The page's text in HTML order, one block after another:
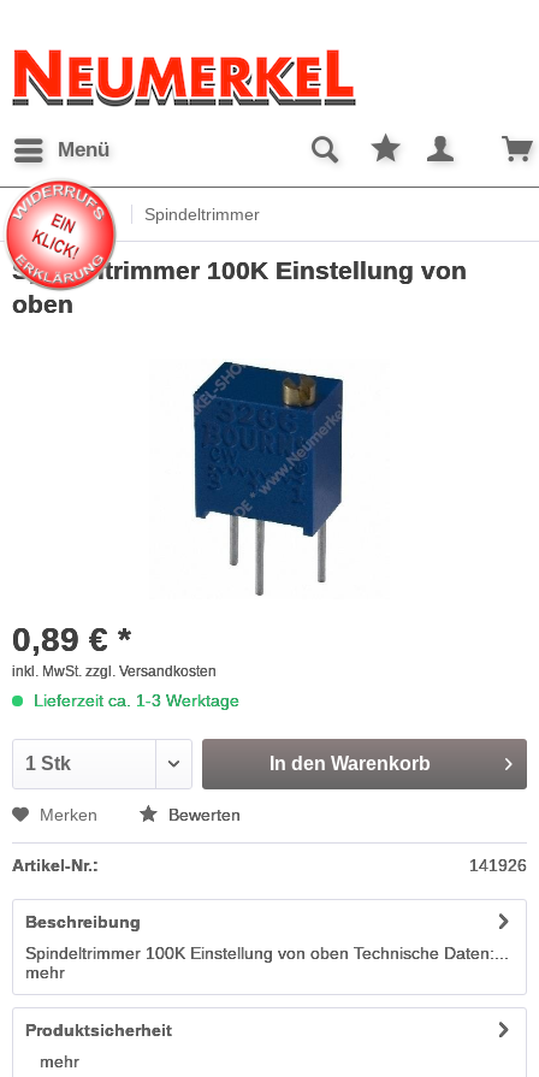
Menü
Übersicht Spindeltrimmer
Spindeltrimmer 100K Einstellung von
oben
0,89 € *
inkl. MwSt. zzgl. Versandkosten
Lieferzeit ca. 1-3 Werktage
In den Warenkorb
Merken Bewerten
Artikel-Nr.: 141926
Beschreibung
Spindeltrimmer 100K Einstellung von oben Technische Daten:...
mehr
Produktsicherheit
mehr